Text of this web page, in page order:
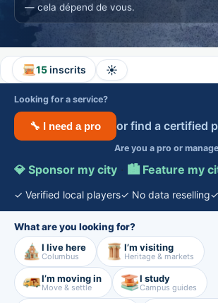
— cela dépend de vous.
15inscrits ☀️
Looking for a service?
🔧 I need a pro or find a certified
Are you a pro or
💎 Sponsor my city · 🏙️ Feature my
✓ Verified local players✓ No data reselling
What are you looking for?
I live here
Columbus
I’m visiting
Heritage & markets
I’m moving in
Move & settle
I study
Campus guides